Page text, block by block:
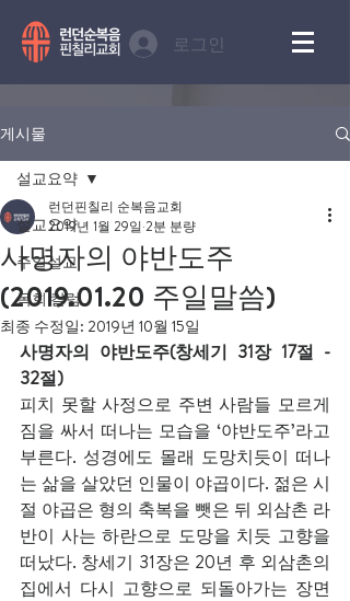
로그인
게시물
설교요약
주일설교
목회 칼럼
설교요약
사명자의 야반도주
(2019.01.20 주일말씀)
런던핀칠리 순복음교회
2019년 1월 29일 2분 분량
최종 수정일: 2019년 10월 15일
사명자의 야반도주(창세기 31장 17절 -
32절)
피치 못할 사정으로 주변 사람들 모르게
짐을 싸서 떠나는 모습을 ‘야반도주’라고
부른다. 성경에도 몰래 도망치듯이 떠나
는 삶을 살았던 인물이 야곱이다. 젊은 시
절 야곱은 형의 축복을 뺏은 뒤 외삼촌 라
반이 사는 하란으로 도망을 치듯 고향을
떠났다. 창세기 31장은 20년 후 외삼촌의
집에서 다시 고향으로 되돌아가는 장면